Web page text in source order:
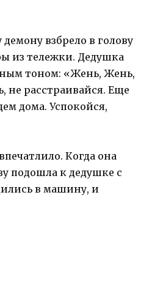
взбрело в голову
из тележки. Дедушка
тоном: «Жень, Жень,
не расстраивайся. Еще
дома. Успокойся,
Когда она
подошла к дедушке с
в машину, и